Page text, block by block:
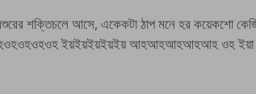
শক্তিচলে আসে, একেকটা ঠাপ মনে হর কয়েকশো
ইয়ইয়ইয়ইয়ইয় আহআহআহআহআহ ওহ ইয়া ওহ